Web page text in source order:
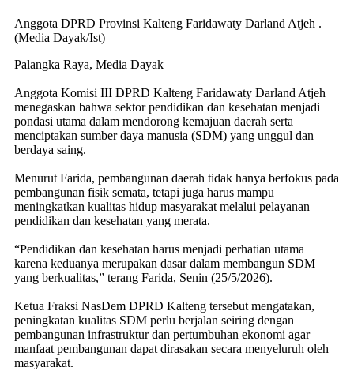
Anggota DPRD Provinsi Kalteng Faridawaty Darland Atjeh .
(Media Dayak/Ist)
Palangka Raya, Media Dayak
Anggota Komisi III DPRD Kalteng Faridawaty Darland Atjeh
menegaskan bahwa sektor pendidikan dan kesehatan menjadi
pondasi utama dalam mendorong kemajuan daerah serta
menciptakan sumber daya manusia (SDM) yang unggul dan
berdaya saing.
Menurut Farida, pembangunan daerah tidak hanya berfokus pada
pembangunan fisik semata, tetapi juga harus mampu
meningkatkan kualitas hidup masyarakat melalui pelayanan
pendidikan dan kesehatan yang merata.
“Pendidikan dan kesehatan harus menjadi perhatian utama
karena keduanya merupakan dasar dalam membangun SDM
yang berkualitas,” terang Farida, Senin (25/5/2026).
Ketua Fraksi NasDem DPRD Kalteng tersebut mengatakan,
peningkatan kualitas SDM perlu berjalan seiring dengan
pembangunan infrastruktur dan pertumbuhan ekonomi agar
manfaat pembangunan dapat dirasakan secara menyeluruh oleh
masyarakat.